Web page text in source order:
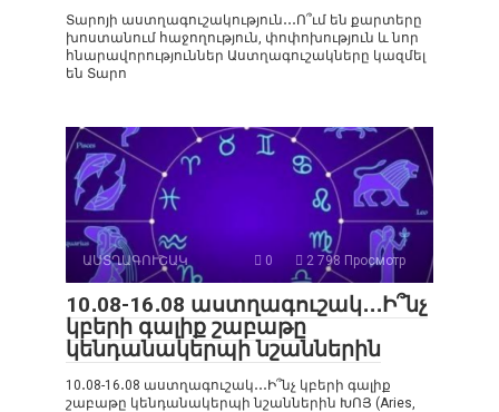
Տարոյի աստղագուշակություն․․․Ո՞ւմ են քարտերը
խոստանում հաջողություն, փոփոխություն և նոր
հնարավորություններ Աստղագուշակները կազմել
են Տարո
ԱՍՏՂԱԳՈՒՇԱԿ 0 2 798 Просмотр
10․08-16․08 աստղագուշակ․․․Ի՞նչ
կբերի գալիք շաբաթը
կենդանակերպի նշաններին
10․08-16․08 աստղագուշակ․․․Ի՞նչ կբերի գալիք
շաբաթը կենդանակերպի նշաններին ԽՈՅ (Aries,